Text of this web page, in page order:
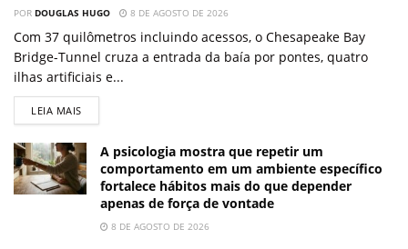
POR DOUGLAS HUGO 8 DE AGOSTO DE 2026
Com 37 quilômetros incluindo acessos, o Chesapeake Bay
Bridge-Tunnel cruza a entrada da baía por pontes, quatro
ilhas artificiais e...
LEIA MAIS
A psicologia mostra que repetir um
comportamento em um ambiente específico
fortalece hábitos mais do que depender
apenas de força de vontade
8 DE AGOSTO DE 2026